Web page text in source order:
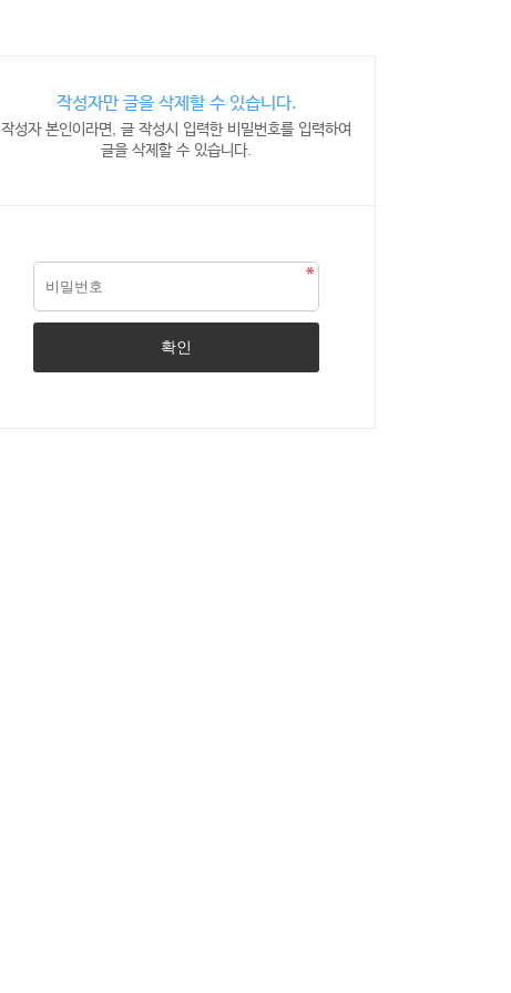
작성자만 글을 삭제할 수 있습니다.
작성자 본인이라면, 글 작성시 입력한 비밀번호를 입력하여
글을 삭제할 수 있습니다.